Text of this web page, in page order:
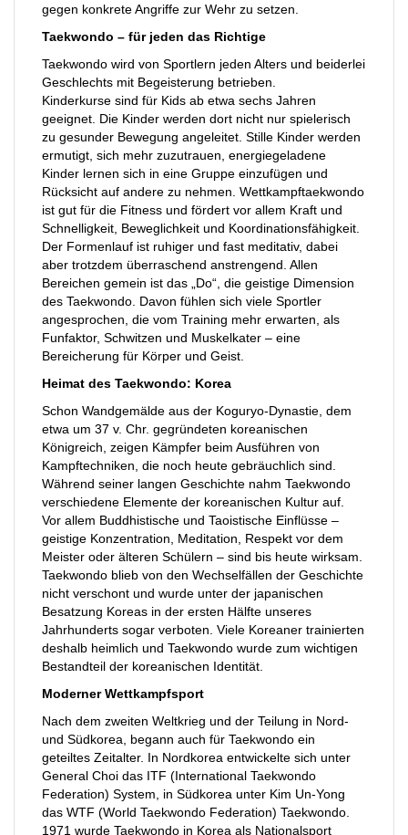
gegen konkrete Angriffe zur Wehr zu setzen.
Taekwondo – für jeden das Richtige
Taekwondo wird von Sportlern jeden Alters und beiderlei
Geschlechts mit Begeisterung betrieben.
Kinderkurse sind für Kids ab etwa sechs Jahren
geeignet. Die Kinder werden dort nicht nur spielerisch
zu gesunder Bewegung angeleitet. Stille Kinder werden
ermutigt, sich mehr zuzutrauen, energiegeladene
Kinder lernen sich in eine Gruppe einzufügen und
Rücksicht auf andere zu nehmen. Wettkampftaekwondo
ist gut für die Fitness und fördert vor allem Kraft und
Schnelligkeit, Beweglichkeit und Koordinationsfähigkeit.
Der Formenlauf ist ruhiger und fast meditativ, dabei
aber trotzdem überraschend anstrengend. Allen
Bereichen gemein ist das „Do“, die geistige Dimension
des Taekwondo. Davon fühlen sich viele Sportler
angesprochen, die vom Training mehr erwarten, als
Funfaktor, Schwitzen und Muskelkater – eine
Bereicherung für Körper und Geist.
Heimat des Taekwondo: Korea
Schon Wandgemälde aus der Koguryo-Dynastie, dem
etwa um 37 v. Chr. gegründeten koreanischen
Königreich, zeigen Kämpfer beim Ausführen von
Kampftechniken, die noch heute gebräuchlich sind.
Während seiner langen Geschichte nahm Taekwondo
verschiedene Elemente der koreanischen Kultur auf.
Vor allem Buddhistische und Taoistische Einflüsse –
geistige Konzentration, Meditation, Respekt vor dem
Meister oder älteren Schülern – sind bis heute wirksam.
Taekwondo blieb von den Wechselfällen der Geschichte
nicht verschont und wurde unter der japanischen
Besatzung Koreas in der ersten Hälfte unseres
Jahrhunderts sogar verboten. Viele Koreaner trainierten
deshalb heimlich und Taekwondo wurde zum wichtigen
Bestandteil der koreanischen Identität.
Moderner Wettkampfsport
Nach dem zweiten Weltkrieg und der Teilung in Nord-
und Südkorea, begann auch für Taekwondo ein
geteiltes Zeitalter. In Nordkorea entwickelte sich unter
General Choi das ITF (International Taekwondo
Federation) System, in Südkorea unter Kim Un-Yong
das WTF (World Taekwondo Federation) Taekwondo.
1971 wurde Taekwondo in Korea als Nationalsport